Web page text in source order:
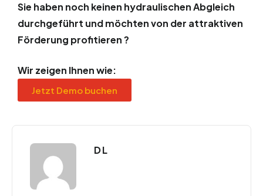
Sie haben noch keinen hydraulischen Abgleich
durchgeführt und möchten von der attraktiven
Förderung profitieren ?
Wir zeigen Ihnen wie:
Jetzt Demo buchen
D L